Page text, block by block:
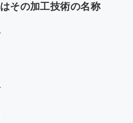
その加工技術の名称